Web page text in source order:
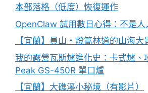
本部落格（低度）恢復運作
OpenClaw 試用數日心得：不是人
【宜蘭】員山・燈篙林道的山海大
我的露營瓦斯爐進化史：卡式爐、
Peak GS-450R 單口爐
【宜蘭】大礁溪小秘境（有影片）